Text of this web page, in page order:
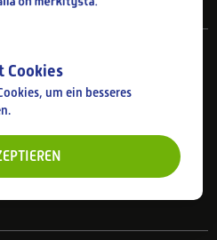
Cookies
um ein besseres